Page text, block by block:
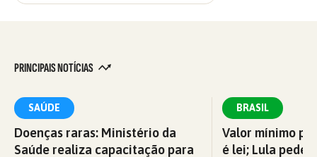
PRINCIPAIS NOTÍCIAS
SAÚDE
Doenças raras: Ministério da
Saúde realiza capacitação para
BRASIL
Valor mínimo
é lei; Lula pede